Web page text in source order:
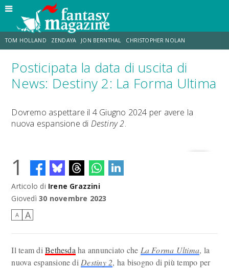
TOM HOLLAND ZENDAYA JON BERNTHAL CHRISTOPHER NOLAN
STRANIMONDI LUCCA COMICS & GAMES ODISSEA CHRIS MCKENNA
Posticipata la data di uscita di
News: Destiny 2: La Forma Ultima
Dovremo aspettare il 4 Giugno 2024 per avere la
nuova espansione di Destiny 2.
1
Articolo di Irene Grazzini
Giovedì 30 novembre 2023
A A
Il team diBethesda ha annunciato che La Forma Ultima, la
nuova espansione di Destiny 2, ha bisogno di più tempo per